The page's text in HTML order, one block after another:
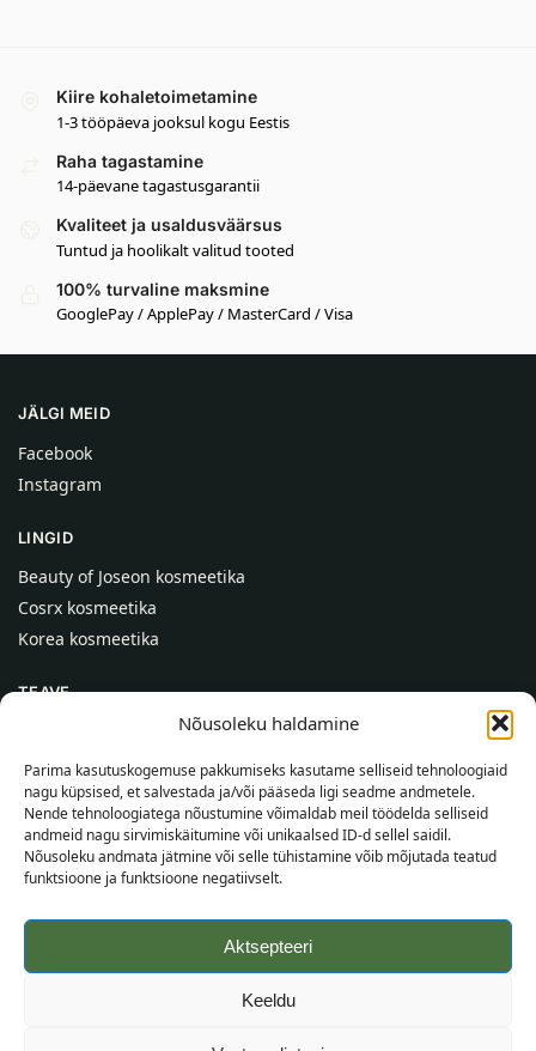
Nõusoleku haldamine
Parima kasutuskogemuse pakkumiseks kasutame selliseid tehnoloogiaid
nagu küpsised, et salvestada ja/või pääseda ligi seadme andmetele.
Nende tehnoloogiatega nõustumine võimaldab meil töödelda selliseid
andmeid nagu sirvimiskäitumine või unikaalsed ID-d sellel saidil.
Nõusoleku andmata jätmine või selle tühistamine võib mõjutada teatud
funktsioone ja funktsioone negatiivselt.
Aktsepteeri
Keeldu
Kiire kohaletoimetamine
1-3 tööpäeva jooksul kogu Eestis
Raha tagastamine
14-päevane tagastusgarantii
Kvaliteet ja usaldusväärsus
Tuntud ja hoolikalt valitud tooted
100% turvaline maksmine
GooglePay / ApplePay / MasterCard / Visa
JÄLGI MEID
Facebook
Instagram
LINGID
Beauty of Joseon kosmeetika
Cosrx kosmeetika
Korea kosmeetika
TEAVE
Kontaktid
Abi
TEAVE OSTJALE
Tarnetingimused
Tingimused
Veebikaart